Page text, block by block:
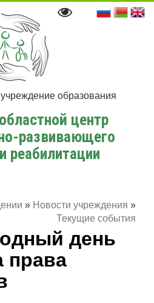
образования
центр
развивающего
реабилитации
» Новости учреждения »
Текущие события
день
права